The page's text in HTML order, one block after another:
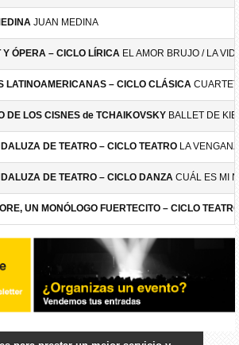
JUAN MEDINA
Y ÓPERA – CICLO LÍRICA EL AMOR BRUJO / LA
LATINOAMERICANAS – CICLO CLÁSICA
DE LOS CISNES de TCHAIKOVSKY BALLET DE
DE TEATRO – CICLO TEATRO LA
DE TEATRO – CICLO DANZA CUÁL ES MI
UN MONÓLOGO FUERTECITO – CICLO